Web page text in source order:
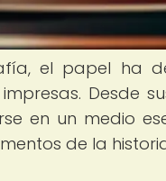
el papel ha
Desde
en un medio
de la